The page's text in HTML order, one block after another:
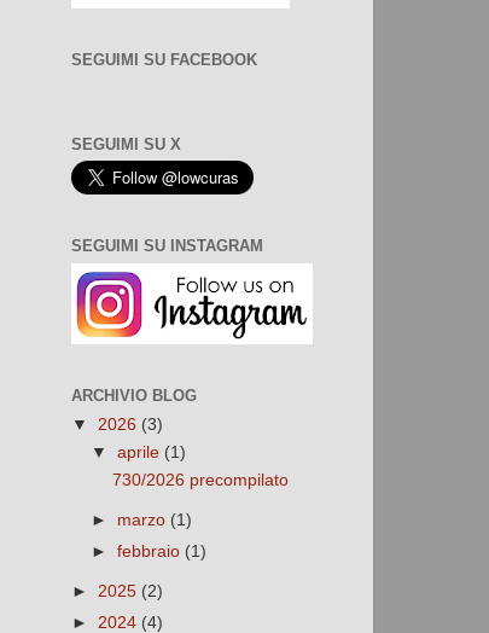
SEGUIMI SU FACEBOOK
SEGUIMI SU X
SEGUIMI SU INSTAGRAM
ARCHIVIO BLOG
▼ 2026 (3)
▼aprile (1)
730/2026 precompilato
► marzo (1)
►febbraio (1)
► 2025 (2)
► 2024 (4)